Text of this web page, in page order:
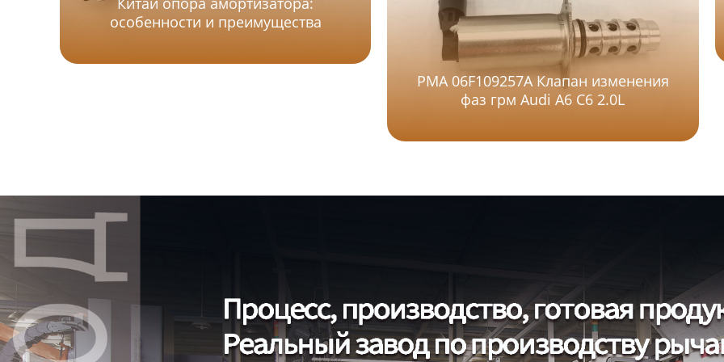
особенности и преимущества
PMA 06F109257A Клапан изменения
фаз грм Audi A6 C6 2.0L